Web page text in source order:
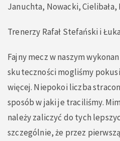
Januchta, Nowacki,
Trenerzy Rafał Stefański i
Fajny mecz w naszym
skuteczności mogliśmy
więcej. Niepokoi liczba
sposób w jaki je traciliśmy.
należy zaliczyć do tych
szczególnie, że przez